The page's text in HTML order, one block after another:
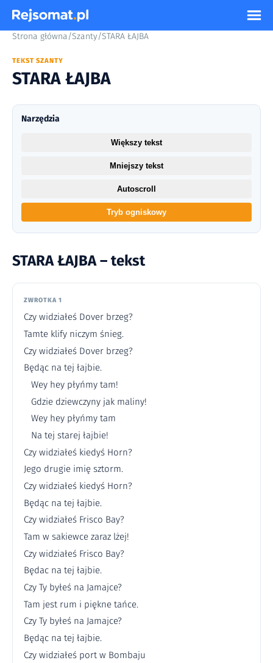
Strona główna/Szanty/STARA ŁAJBA
TEKST SZANTY
STARA ŁAJBA
STARA ŁAJBA – tekst
ZWROTKA 1
Czy widziałeś Dover brzeg?
Tamte klify niczym śnieg.
Czy widziałeś Dover brzeg?
Będąc na tej łajbie.
Wey hey płyńmy tam!
Gdzie dziewczyny jak maliny!
Wey hey płyńmy tam
Na tej starej łajbie!
Czy widziałeś kiedyś Horn?
Jego drugie imię sztorm.
Czy widziałeś kiedyś Horn?
Będąc na tej łajbie.
Czy widziałeś Frisco Bay?
Tam w sakiewce zaraz lżej!
Czy widziałeś Frisco Bay?
Będac na tej łajbie.
Czy Ty byłeś na Jamajce?
Tam jest rum i piękne tańce.
Czy Ty byłeś na Jamajce?
Będąc na tej łajbie.
Czy widziałeś port w Bombaju
Narzędzia
Większy tekst
Mniejszy tekst
Autoscroll
Tryb ogniskowy